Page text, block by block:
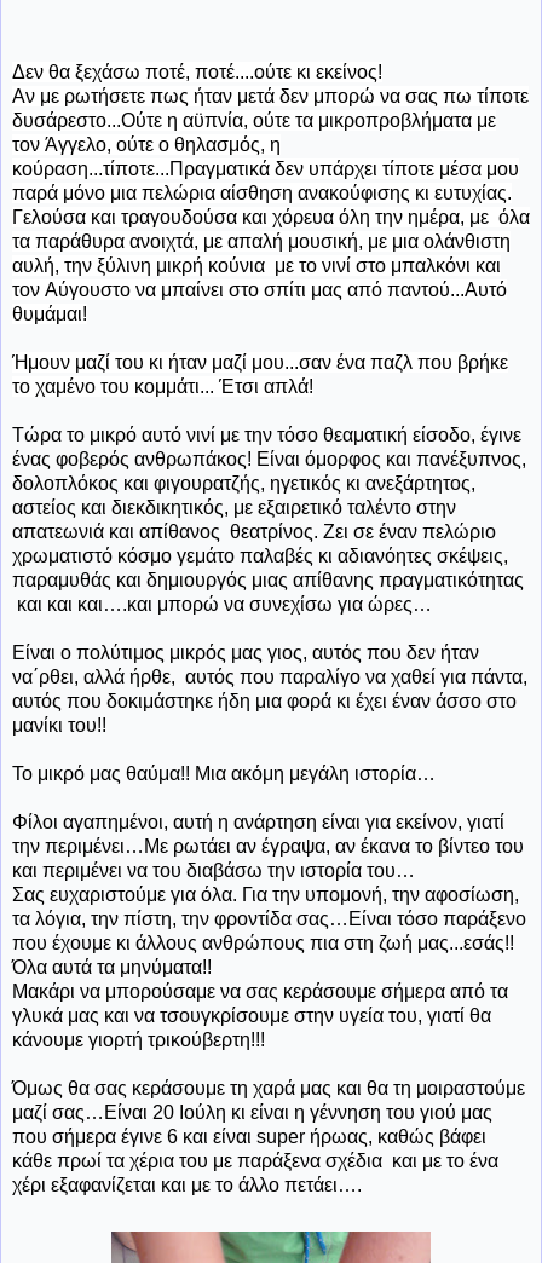
Δεν θα ξεχάσω ποτέ, ποτέ....ούτε κι εκείνος!
Αν με ρωτήσετε πως ήταν μετά δεν μπορώ να σας πω τίποτε
δυσάρεστο...Ούτε η αϋπνία, ούτε τα μικροπροβλήματα με
τον Άγγελο, ούτε ο θηλασμός, η
κούραση...τίποτε...Πραγματικά δεν υπάρχει τίποτε μέσα μου
παρά μόνο μια πελώρια αίσθηση ανακούφισης κι ευτυχίας.
Γελούσα και τραγουδούσα και χόρευα όλη την ημέρα, με όλα
τα παράθυρα ανοιχτά, με απαλή μουσική, με μια ολάνθιστη
αυλή, την ξύλινη μικρή κούνια με το νινί στο μπαλκόνι και
τον Αύγουστο να μπαίνει στο σπίτι μας από παντού...Αυτό
θυμάμαι!
Ήμουν μαζί του κι ήταν μαζί μου...σαν ένα παζλ που βρήκε
το χαμένο του κομμάτι... Έτσι απλά!
Τώρα το μικρό αυτό νινί με την τόσο θεαματική είσοδο, έγινε
ένας φοβερός ανθρωπάκος! Είναι όμορφος και πανέξυπνος,
δολοπλόκος και φιγουρατζής, ηγετικός κι ανεξάρτητος,
αστείος και διεκδικητικός, με εξαιρετικό ταλέντο στην
απατεωνιά και απίθανος θεατρίνος. Ζει σε έναν πελώριο
χρωματιστό κόσμο γεμάτο παλαβές κι αδιανόητες σκέψεις,
παραμυθάς και δημιουργός μιας απίθανης πραγματικότητας
και και και….και μπορώ να συνεχίσω για ώρες…
Είναι ο πολύτιμος μικρός μας γιος, αυτός που δεν ήταν
να΄ρθει, αλλά ήρθε, αυτός που παραλίγο να χαθεί για πάντα,
αυτός που δοκιμάστηκε ήδη μια φορά κι έχει έναν άσσο στο
μανίκι του!!
Το μικρό μας θαύμα!! Μια ακόμη μεγάλη ιστορία…
Φίλοι αγαπημένοι, αυτή η ανάρτηση είναι για εκείνον, γιατί
την περιμένει…Με ρωτάει αν έγραψα, αν έκανα το βίντεο του
και περιμένει να του διαβάσω την ιστορία του…
Σας ευχαριστούμε για όλα. Για την υπομονή, την αφοσίωση,
τα λόγια, την πίστη, την φροντίδα σας…Είναι τόσο παράξενο
που έχουμε κι άλλους ανθρώπους πια στη ζωή μας...εσάς!!
Όλα αυτά τα μηνύματα!!
Μακάρι να μπορούσαμε να σας κεράσουμε σήμερα από τα
γλυκά μας και να τσουγκρίσουμε στην υγεία του, γιατί θα
κάνουμε γιορτή τρικούβερτη!!!
Όμως θα σας κεράσουμε τη χαρά μας και θα τη μοιραστούμε
μαζί σας…Είναι 20 Ιούλη κι είναι η γέννηση του γιού μας
που σήμερα έγινε 6 και είναι super ήρωας, καθώς βάφει
κάθε πρωί τα χέρια του με παράξενα σχέδια και με το ένα
χέρι εξαφανίζεται και με το άλλο πετάει….